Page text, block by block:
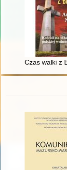
Czas walki z